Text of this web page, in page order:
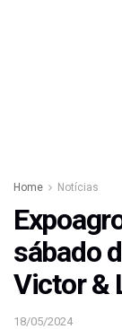
Home Notícias
sábado
Victor &
18/05/2024